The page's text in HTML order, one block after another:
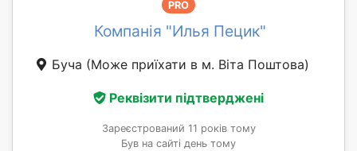
PRO
Компанія "Илья Пецик"
Буча (Може приїхати в м. Віта Поштова)
Реквізити підтверджені
Зареєстрований 11 років тому
Був на сайті день тому